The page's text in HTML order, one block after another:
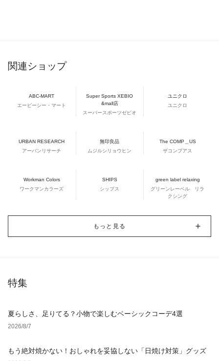
関連ショップ
ABC-MART
エービーシー・マート
Super Sports XEBIO
&mall店
スーパースポーツゼビオ
ユニクロ
ユニクロ
URBAN RESEARCH
アーバンリサーチ
無印良品
ムジルシリョウヒン
The COMP＿US
ザコンプアス
Workman Colors
ワークマンカラーズ
SHIPS
シップス
green label relaxing
グリーンレーベル リラ
クシング
もっと見る
特集
夏らしさ、足りてる？小物で楽しむベーシックコーデ4選
2026/8/7
もう絶対焼かない！おしゃれを妥協しない「日焼け対策」グッズ